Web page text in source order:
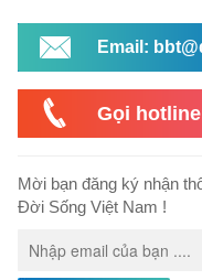
Email:
Gọi
Mời bạn đăng ký nhận
Đời Sống Việt Nam !